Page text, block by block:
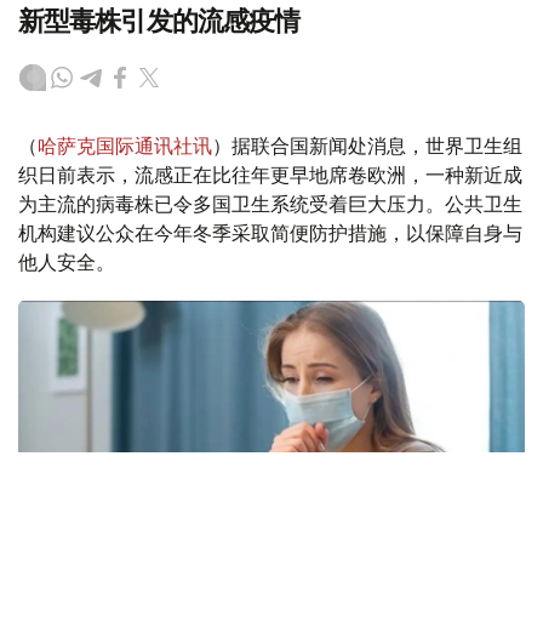
新型毒株引发的流感疫情
（哈萨克国际通讯社讯）据联合国新闻处消息，世界卫生组
织日前表示，流感正在比往年更早地席卷欧洲，一种新近成
为主流的病毒株已令多国卫生系统受着巨大压力。公共卫生
机构建议公众在今年冬季采取简便防护措施，以保障自身与
他人安全。